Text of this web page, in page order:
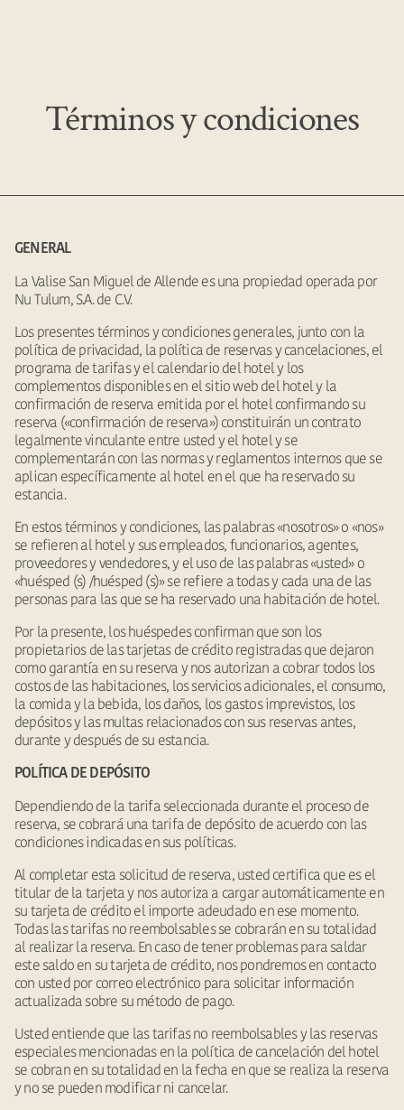
Términos y condiciones
GENERAL
La Valise San Miguel de Allende es una propiedad operada por
Nu Tulum, S.A. de C.V.
Los presentes términos y condiciones generales, junto con la
política de privacidad, la política de reservas y cancelaciones, el
programa de tarifas y el calendario del hotel y los
complementos disponibles en el sitio web del hotel y la
confirmación de reserva emitida por el hotel confirmando su
reserva («confirmación de reserva») constituirán un contrato
legalmente vinculante entre usted y el hotel y se
complementarán con las normas y reglamentos internos que se
aplican específicamente al hotel en el que ha reservado su
estancia.
En estos términos y condiciones, las palabras «nosotros» o «nos»
se refieren al hotel y sus empleados, funcionarios, agentes,
proveedores y vendedores, y el uso de las palabras «usted» o
«huésped (s) /huésped (s)» se refiere a todas y cada una de las
personas para las que se ha reservado una habitación de hotel.
Por la presente, los huéspedes confirman que son los
propietarios de las tarjetas de crédito registradas que dejaron
como garantía en su reserva y nos autorizan a cobrar todos los
costos de las habitaciones, los servicios adicionales, el consumo,
la comida y la bebida, los daños, los gastos imprevistos, los
depósitos y las multas relacionados con sus reservas antes,
durante y después de su estancia.
POLÍTICA DE DEPÓSITO
Dependiendo de la tarifa seleccionada durante el proceso de
reserva, se cobrará una tarifa de depósito de acuerdo con las
condiciones indicadas en sus políticas.
Al completar esta solicitud de reserva, usted certifica que es el
titular de la tarjeta y nos autoriza a cargar automáticamente en
su tarjeta de crédito el importe adeudado en ese momento.
Todas las tarifas no reembolsables se cobrarán en su totalidad
al realizar la reserva. En caso de tener problemas para saldar
este saldo en su tarjeta de crédito, nos pondremos en contacto
con usted por correo electrónico para solicitar información
actualizada sobre su método de pago.
Usted entiende que las tarifas no reembolsables y las reservas
especiales mencionadas en la política de cancelación del hotel
se cobran en su totalidad en la fecha en que se realiza la reserva
y no se pueden modificar ni cancelar.